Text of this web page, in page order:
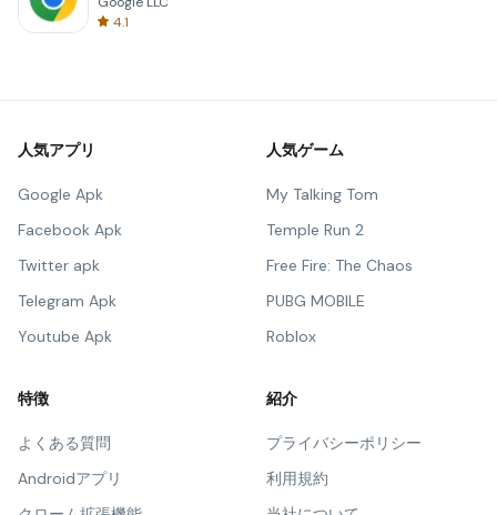
4.1
人気アプリ
Google Apk
Facebook Apk
Twitter apk
Telegram Apk
Youtube Apk
人気ゲーム
My Talking Tom
Temple Run 2
Free Fire: The Chaos
PUBG MOBILE
Roblox
特徴
よくある質問
Androidアプリ
紹介
プライバシーポリシー
利用規約